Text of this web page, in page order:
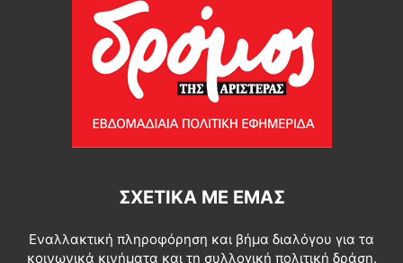
ΣΧΕΤΙΚΆ ΜΕ ΕΜΆΣ
Εναλλακτική πληροφόρηση και βήμα διαλόγου για τα
κοινωνικά κινήματα και τη συλλογική πολιτική δράση.